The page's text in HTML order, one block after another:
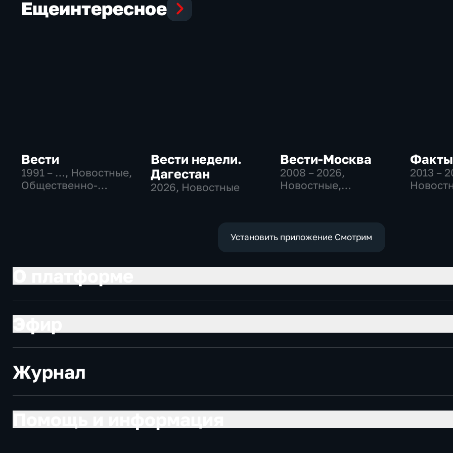
Ещеинтересное
Вести
1991 – …, Новостные,
Общественно-
Вести недели.
Дагестан
2026, Новостные
Вести-Москва
2008 – 2026,
Новостные,
экономические
Факты
2013 –
Установить приложение Смотрим
Журнал